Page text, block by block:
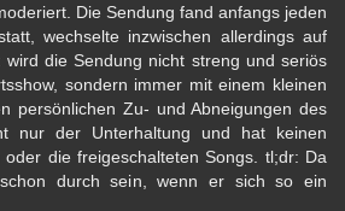
Die Sendung fand anfangs jeden
wechselte inzwischen allerdings auf
die Sendung nicht streng und seriös
sondern immer mit einem kleinen
persönlichen Zu- und Abneigungen des
nur der Unterhaltung und hat keinen
oder die freigeschalteten Songs. tl;dr: Da
durch sein, wenn er sich so ein